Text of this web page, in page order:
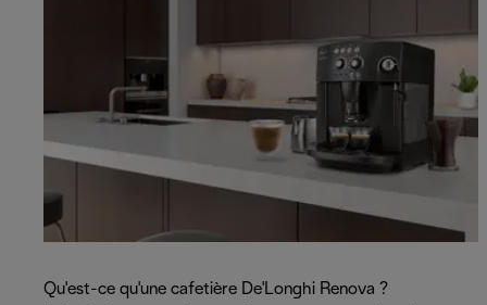
Qu'est-ce qu'une cafetière De'Longhi Renova ?